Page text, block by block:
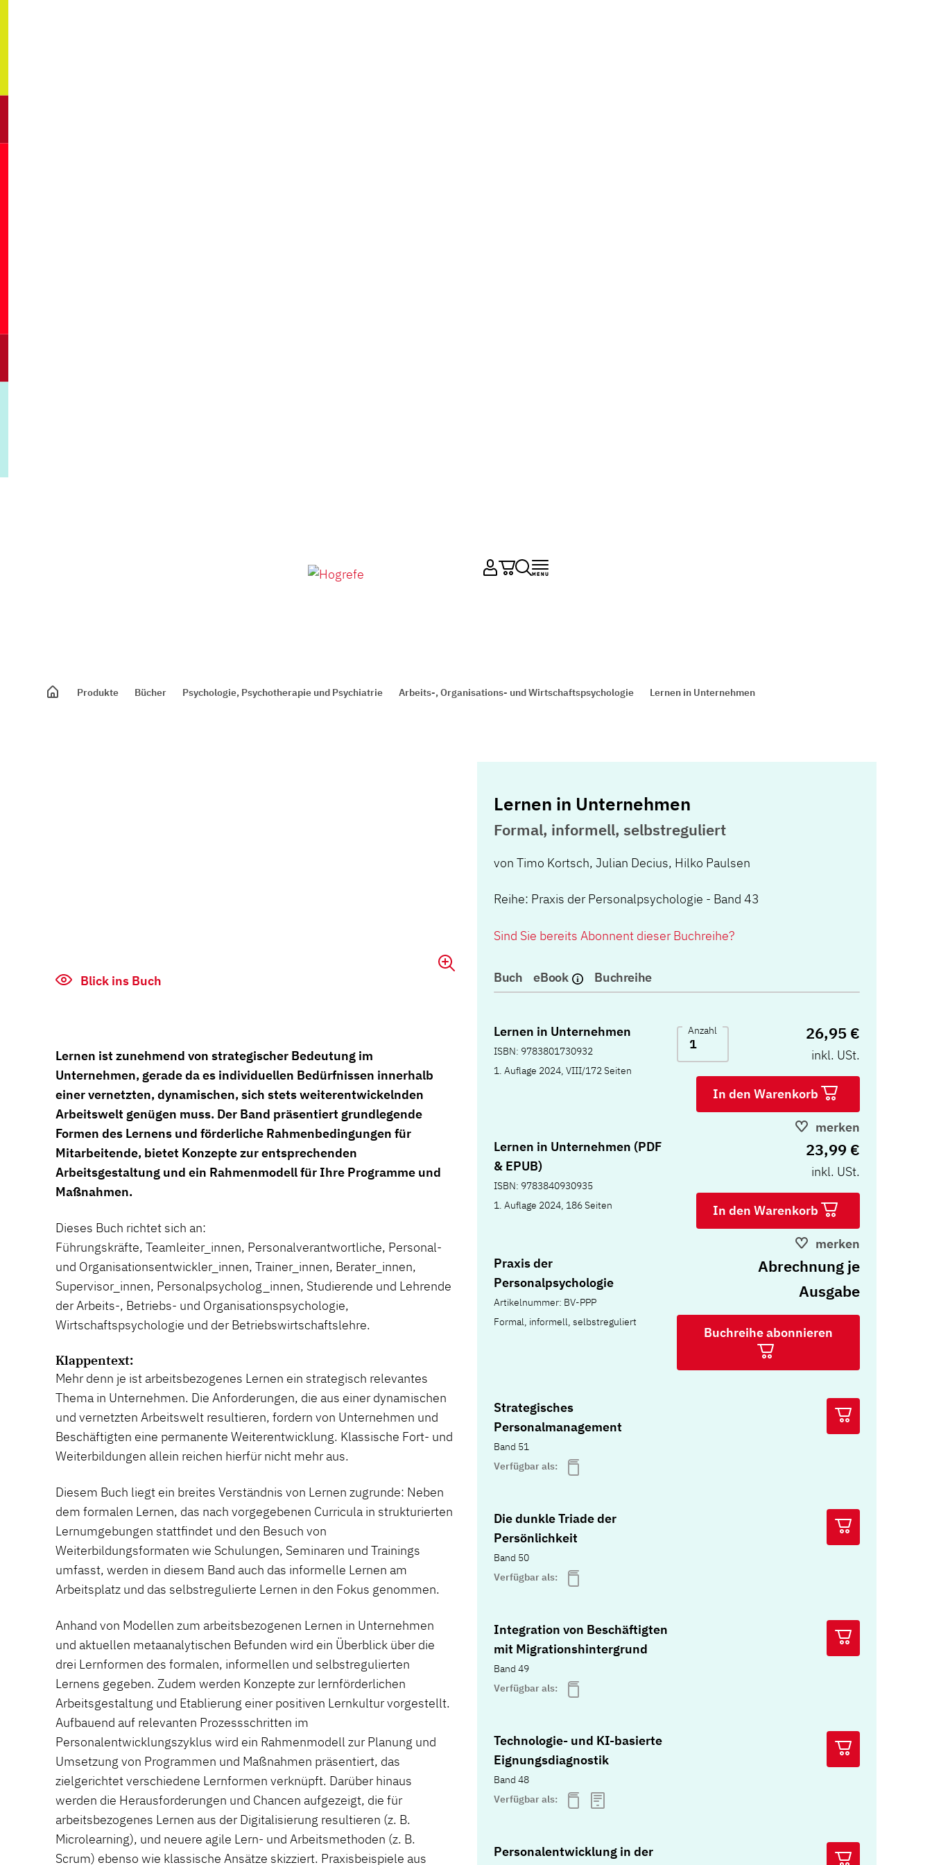
Produkte Bücher Psychologie, Psychotherapie und Psychiatrie Arbeits-, Organisations- und Wirtschaftspsychologie Lernen in Unternehmen
Lernen in Unternehmen
Formal, informell, selbstreguliert
von Timo Kortsch, Julian Decius, Hilko Paulsen
Reihe: Praxis der Personalpsychologie - Band 43
Sind Sie bereits Abonnent dieser Buchreihe?
Buch eBook Buchreihe
Lernen in Unternehmen
ISBN: 9783801730932
1. Auflage 2024, VIII/172 Seiten
Anzahl 26,95 €
inkl. USt.
In den Warenkorb
merken
Lernen in Unternehmen (PDF
& EPUB)
ISBN: 9783840930935
1. Auflage 2024, 186 Seiten
23,99 €
inkl. USt.
In den Warenkorb
merken
Praxis der
Personalpsychologie
Artikelnummer: BV-PPP
Formal, informell, selbstreguliert
Abrechnung je
Ausgabe
Buchreihe abonnieren
Strategisches
Personalmanagement
Band 51
Verfügbar als:
Die dunkle Triade der
Persönlichkeit
Band 50
Verfügbar als:
Integration von Beschäftigten
mit Migrationshintergrund
Band 49
Verfügbar als:
Technologie- und KI-basierte
Eignungsdiagnostik
Band 48
Verfügbar als:
Personalentwicklung in der
Blick ins Buch
Lernen ist zunehmend von strategischer Bedeutung im
Unternehmen, gerade da es individuellen Bedürfnissen innerhalb
einer vernetzten, dynamischen, sich stets weiterentwickelnden
Arbeitswelt genügen muss. Der Band präsentiert grundlegende
Formen des Lernens und förderliche Rahmenbedingungen für
Mitarbeitende, bietet Konzepte zur entsprechenden
Arbeitsgestaltung und ein Rahmenmodell für Ihre Programme und
Maßnahmen.
Dieses Buch richtet sich an:
Führungskräfte, Teamleiter_innen, Personalverantwortliche, Personal-
und Organisationsentwickler_innen, Trainer_innen, Berater_innen,
Supervisor_innen, Personalpsycholog_innen, Studierende und Lehrende
der Arbeits-, Betriebs- und Organisationspsychologie,
Wirtschaftspsychologie und der Betriebswirtschaftslehre.
Klappentext:
Mehr denn je ist arbeitsbezogenes Lernen ein strategisch relevantes
Thema in Unternehmen. Die Anforderungen, die aus einer dynamischen
und vernetzten Arbeitswelt resultieren, fordern von Unternehmen und
Beschäftigten eine permanente Weiterentwicklung. Klassische Fort- und
Weiterbildungen allein reichen hierfür nicht mehr aus.
Diesem Buch liegt ein breites Verständnis von Lernen zugrunde: Neben
dem formalen Lernen, das nach vorgegebenen Curricula in strukturierten
Lernumgebungen stattfindet und den Besuch von
Weiterbildungsformaten wie Schulungen, Seminaren und Trainings
umfasst, werden in diesem Band auch das informelle Lernen am
Arbeitsplatz und das selbstregulierte Lernen in den Fokus genommen.
Anhand von Modellen zum arbeitsbezogenen Lernen in Unternehmen
und aktuellen metaanalytischen Befunden wird ein Überblick über die
drei Lernformen des formalen, informellen und selbstregulierten
Lernens gegeben. Zudem werden Konzepte zur lernförderlichen
Arbeitsgestaltung und Etablierung einer positiven Lernkultur vorgestellt.
Aufbauend auf relevanten Prozessschritten im
Personalentwicklungszyklus wird ein Rahmenmodell zur Planung und
Umsetzung von Programmen und Maßnahmen präsentiert, das
zielgerichtet verschiedene Lernformen verknüpft. Darüber hinaus
werden die Herausforderungen und Chancen aufgezeigt, die für
arbeitsbezogenes Lernen aus der Digitalisierung resultieren (z. B.
Microlearning), und neuere agile Lern- und Arbeitsmethoden (z. B.
Scrum) ebenso wie klassische Ansätze skizziert. Praxisbeispiele aus